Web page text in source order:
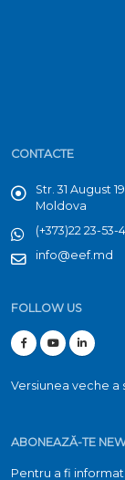
CONTACTE
Str. 31 August
Moldova
(+373)22 23-53-
info@eef.md
FOLLOW US
Versiunea veche a
ABONEAZĂ-TE
Pentru a fi